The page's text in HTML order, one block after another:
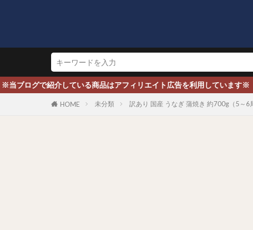
ログで紹介している商品はアフィリエイト広告を利用しています※
HOME 未分類 訳あり 国産 うなぎ 蒲焼き 約700g（5～6